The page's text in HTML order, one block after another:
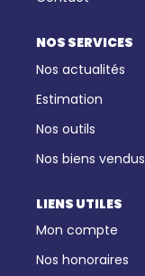
NOS SERVICES
Nos actualités
Estimation
Nos outils
Nos biens vendus
LIENS UTILES
Mon compte
Nos honoraires